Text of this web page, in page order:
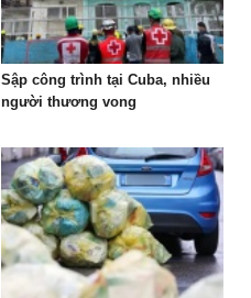
Sập công trình tại Cuba, nhiều
người thương vong